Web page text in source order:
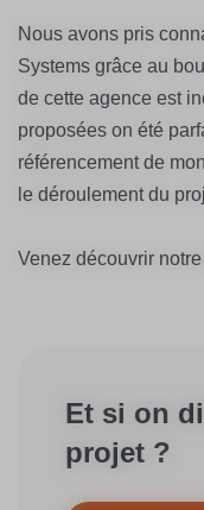
Nous avons pris
Systems grâce au
de cette agence est
proposées on été
référencement de
le déroulement du
Venez découvrir
Et si on
projet ?